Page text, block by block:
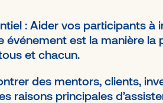
: Aider vos participants
est la manière la
des mentors, clients,